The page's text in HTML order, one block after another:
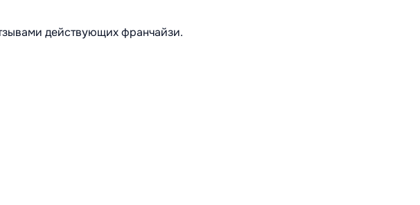
действующих франчайзи.